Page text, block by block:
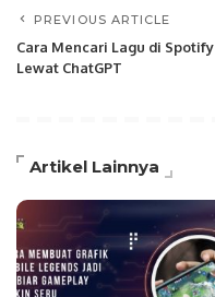
PREVIOUS ARTICLE
Cara Mencari Lagu di Spotify
Lewat ChatGPT
Artikel Lainnya